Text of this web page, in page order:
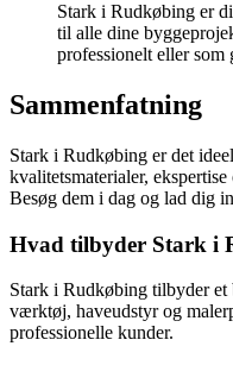
Stark i Rudkøbing er
til alle dine
professionelt eller som
Sammenfatning
Stark i Rudkøbing er det
kvalitetsmaterialer,
Besøg dem i dag og lad dig
Hvad tilbyder Stark i
Stark i Rudkøbing tilbyder et
værktøj, haveudstyr og
professionelle kunder.